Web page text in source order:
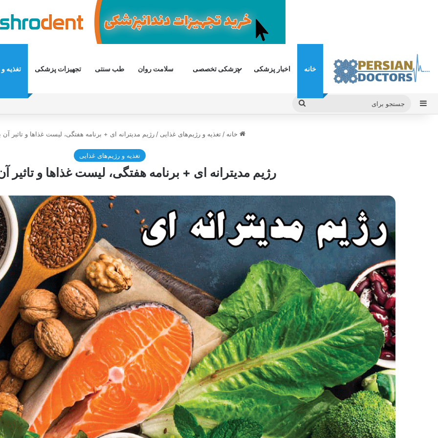
خانه اخبار پزشکی پزشکی تخصصی سلامت روان طب سنتی تجهیزات پزشکی تغذیه
سایدبار
جستجو
خانه / تغذیه و رژیم‌های غذایی / رژیم مدیترانه ای + برنامه هفتگی، لیست غذاها و تاثیر آن
تغذیه و رژیم‌های غذایی
رژیم مدیترانه ای + برنامه هفتگی، لیست غذاها و تاثیر